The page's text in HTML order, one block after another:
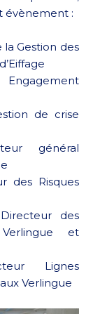
évènement :
la Gestion des
de crise
général
des Risques
des
Verlingue et
Lignes
Verlingue